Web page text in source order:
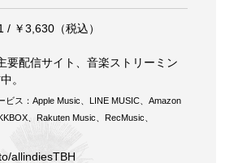
￥3,630（税込）
要配信サイト、音楽ストリーミン
。
ス：Apple Music、LINE MUSIC、Amazon
、Rakuten Music、RecMusic、
allindiesTBH